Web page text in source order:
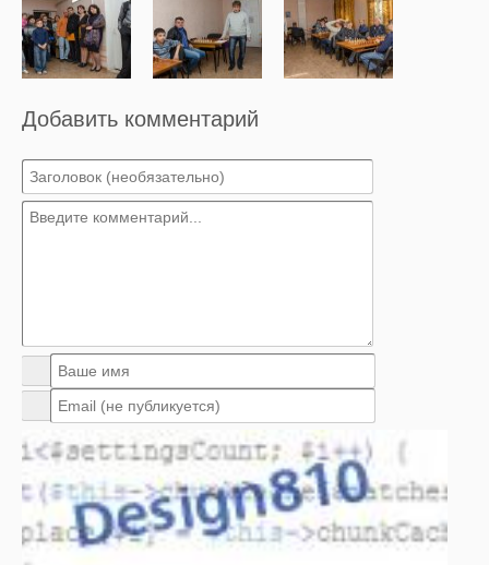
Добавить комментарий